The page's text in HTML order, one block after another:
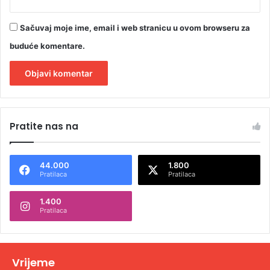
Sačuvaj moje ime, email i web stranicu u ovom browseru za
buduće komentare.
t
n
t
v
Pratite nas na
44.000
Pratilaca
1.800
Pratilaca
1.400
Pratilaca
Vrijeme